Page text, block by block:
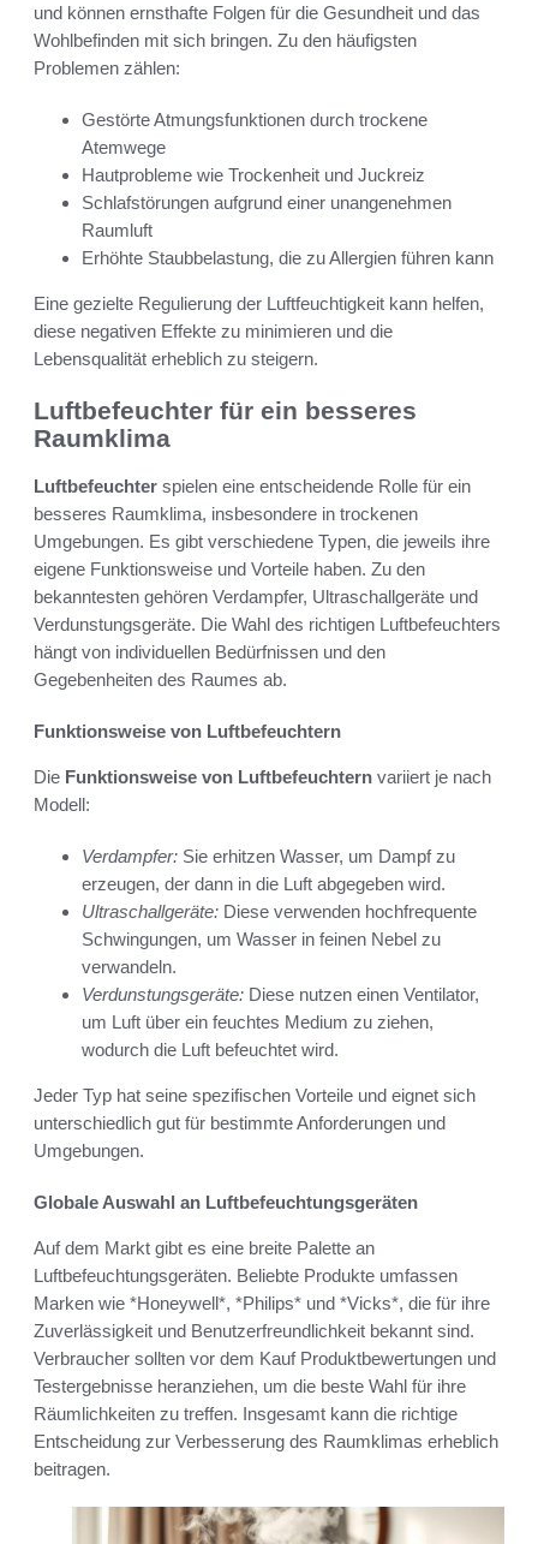
und können ernsthafte Folgen für die Gesundheit und das
Wohlbefinden mit sich bringen. Zu den häufigsten
Problemen zählen:
Gestörte Atmungsfunktionen durch trockene
Atemwege
Hautprobleme wie Trockenheit und Juckreiz
Schlafstörungen aufgrund einer unangenehmen
Raumluft
Erhöhte Staubbelastung, die zu Allergien führen kann
Eine gezielte Regulierung der Luftfeuchtigkeit kann helfen,
diese negativen Effekte zu minimieren und die
Lebensqualität erheblich zu steigern.
Luftbefeuchter für ein besseres
Raumklima
Luftbefeuchter spielen eine entscheidende Rolle für ein
besseres Raumklima, insbesondere in trockenen
Umgebungen. Es gibt verschiedene Typen, die jeweils ihre
eigene Funktionsweise und Vorteile haben. Zu den
bekanntesten gehören Verdampfer, Ultraschallgeräte und
Verdunstungsgeräte. Die Wahl des richtigen Luftbefeuchters
hängt von individuellen Bedürfnissen und den
Gegebenheiten des Raumes ab.
Funktionsweise von Luftbefeuchtern
Die Funktionsweise von Luftbefeuchtern variiert je nach
Modell:
Verdampfer: Sie erhitzen Wasser, um Dampf zu
erzeugen, der dann in die Luft abgegeben wird.
Ultraschallgeräte: Diese verwenden hochfrequente
Schwingungen, um Wasser in feinen Nebel zu
verwandeln.
Verdunstungsgeräte: Diese nutzen einen Ventilator,
um Luft über ein feuchtes Medium zu ziehen,
wodurch die Luft befeuchtet wird.
Jeder Typ hat seine spezifischen Vorteile und eignet sich
unterschiedlich gut für bestimmte Anforderungen und
Umgebungen.
Globale Auswahl an Luftbefeuchtungsgeräten
Auf dem Markt gibt es eine breite Palette an
Luftbefeuchtungsgeräten. Beliebte Produkte umfassen
Marken wie *Honeywell*, *Philips* und *Vicks*, die für ihre
Zuverlässigkeit und Benutzerfreundlichkeit bekannt sind.
Verbraucher sollten vor dem Kauf Produktbewertungen und
Testergebnisse heranziehen, um die beste Wahl für ihre
Räumlichkeiten zu treffen. Insgesamt kann die richtige
Entscheidung zur Verbesserung des Raumklimas erheblich
beitragen.